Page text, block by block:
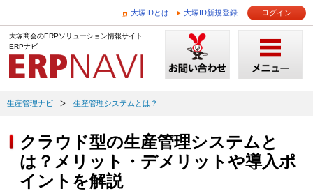
大塚IDとは 大塚ID新規登録 ログイン
大塚商会のERPソリューション情報サイト
ERPナビ
生産管理ナビ 生産管理システムとは？
クラウド型の生産管理システムと
は？メリット・デメリットや導入ポ
イントを解説